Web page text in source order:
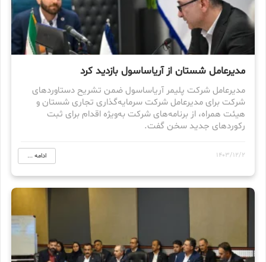
مدیرعامل شستان از آریاساسول بازدید کرد
مدیرعامل شرکت پلیمر آریاساسول ضمن تشریح دستاوردهای
شرکت برای مدیرعامل شرکت سرمایه‌گذاری تجاری شستان و
هیئت همراه، از برنامه‌های شرکت به‌ویژه اقدام برای ثبت
رکوردهای جدید سخن گفت.
1403/12/2 ادامه ...